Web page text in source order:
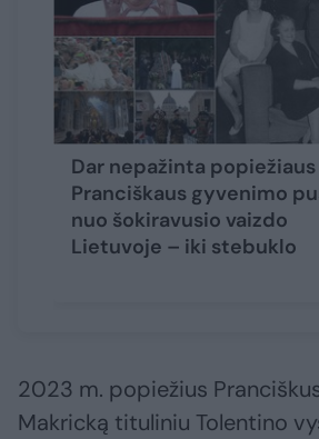
Dar nepažinta popiežiaus
Pranciškaus gyvenimo
nuo šokiravusio vaizdo
Lietuvoje – iki stebuklo
2023 m. popiežius
Makricką tituliniu Tolentino